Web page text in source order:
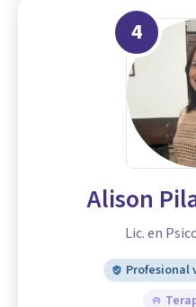
4
Alison
Lic. en
Profesional